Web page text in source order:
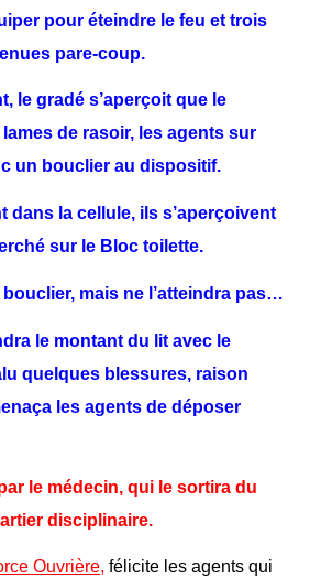
pour éteindre le feu et trois
pare-coup.
le gradé s’aperçoit que le
de rasoir, les agents sur
un bouclier au dispositif.
dans la cellule, ils s’aperçoivent
sur le Bloc toilette.
bouclier, mais ne l’atteindra pas…
le montant du lit avec le
quelques blessures, raison
les agents de déposer
le médecin, qui le sortira du
disciplinaire.
Ouvrière, félicite les agents qui